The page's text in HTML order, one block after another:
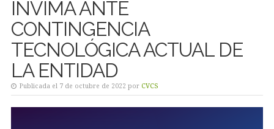
INVIMA ANTE
CONTINGENCIA
TECNOLÓGICA ACTUAL DE
LA ENTIDAD
Publicada el 7 de octubre de 2022 por CVCS